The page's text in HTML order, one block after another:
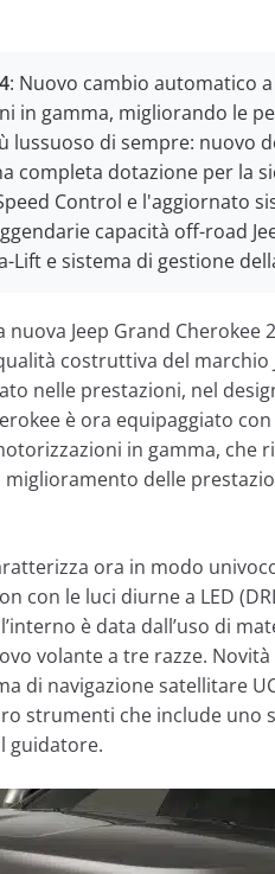
: Nuovo cambio automatico
in gamma, migliorando le
lussuoso di sempre: nuovo
completa dotazione per la
Control e l'aggiornato
capacità off-road
e sistema di gestione
nuova Jeep Grand Cherokee
costruttiva del marchio
nelle prestazioni, nel
è ora equipaggiato
in gamma, che
delle
ora in modo
con le luci diurne a LED
è data dall’uso di
volante a tre razze.
di navigazione satellitare
strumenti che include uno
guidatore.